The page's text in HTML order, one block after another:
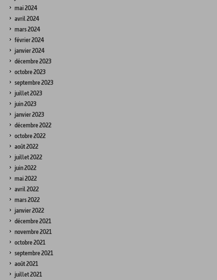
mai 2024
avril 2024
mars 2024
février 2024
janvier 2024
décembre 2023
octobre 2023
septembre 2023
juillet 2023
juin 2023
janvier 2023
décembre 2022
octobre 2022
août 2022
juillet 2022
juin 2022
mai 2022
avril 2022
mars 2022
janvier 2022
décembre 2021
novembre 2021
octobre 2021
septembre 2021
août 2021
juillet 2021